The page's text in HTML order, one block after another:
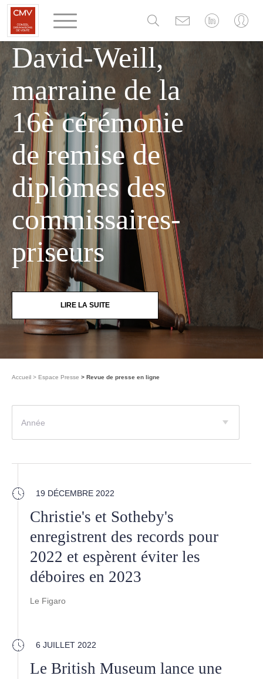
d'Hélène
David-Weill,
marraine de la
16è cérémonie
de remise de
diplômes des
commissaires-
priseurs
LIRE LA SUITE
Accueil Espace Presse Revue de presse en ligne
Année
19 DÉCEMBRE 2022
Christie's et Sotheby's
enregistrent des records pour
2022 et espèrent éviter les
déboires en 2023
Le Figaro
6 JUILLET 2022
Le British Museum lance une
Panneau de gestion des cookies